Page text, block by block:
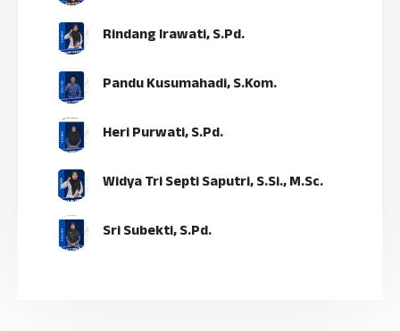
Rindang Irawati, S.Pd.
Pandu Kusumahadi, S.Kom.
Heri Purwati, S.Pd.
Widya Tri Septi Saputri, S.Si., M.Sc.
Sri Subekti, S.Pd.